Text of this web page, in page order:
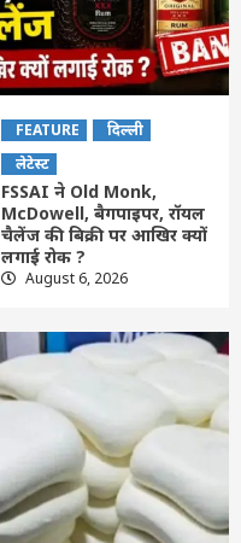
FEATURE
दिल्ली
लेटेस्ट
FSSAI ने Old Monk,
McDowell, बैगपाइपर, रॉयल
चैलेंज की बिक्री पर आखिर क्यों
लगाई रोक ?
August 6, 2026